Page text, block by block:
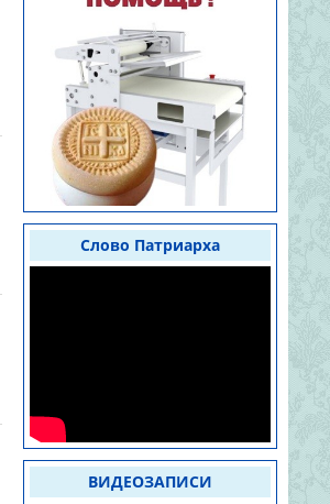
Слово Патриарха
ВИДЕОЗАПИСИ